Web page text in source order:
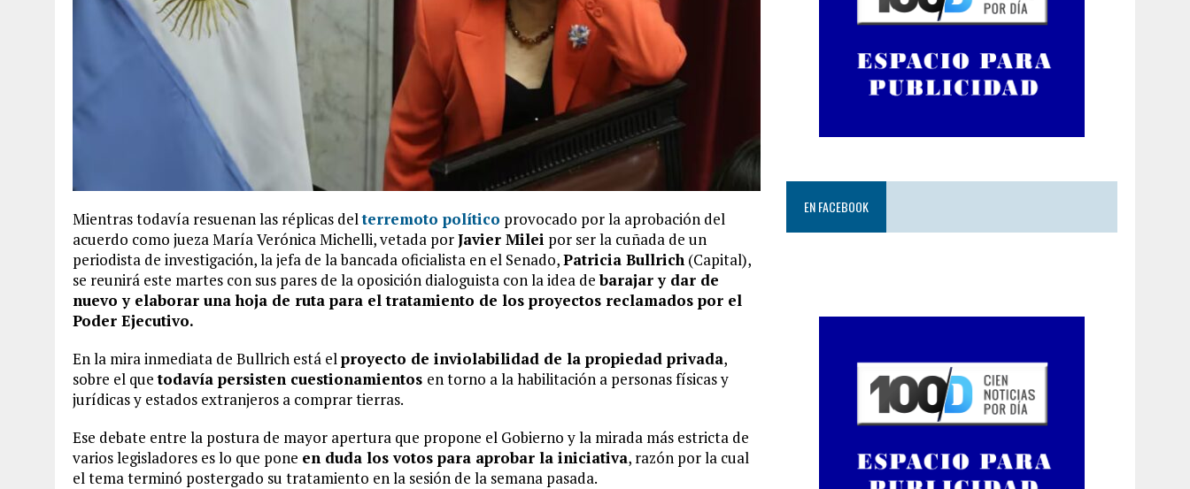
Mientras todavía resuenan las réplicas delterremoto político provocado por la aprobación del
acuerdo como jueza María Verónica Michelli, vetada porJavier Milei por ser la cuñada de un
periodista de investigación, la jefa de la bancada oficialista en el Senado,Patricia Bullrich (Capital),
se reunirá este martes con sus pares de la oposición dialoguista con la idea debarajar y dar de
nuevo y elaborar una hoja de ruta para el tratamiento de los proyectos reclamados por el
Poder Ejecutivo.
En la mira inmediata de Bullrich está elproyecto de inviolabilidad de la propiedad privada,
sobre el quetodavía persisten cuestionamientos en torno a la habilitación a personas físicas y
jurídicas y estados extranjeros a comprar tierras.
Ese debate entre la postura de mayor apertura que propone el Gobierno y la mirada más estricta de
varios legisladores es lo que pone en duda los votos para aprobar la iniciativa, razón por la cual
el tema terminó postergado su tratamiento en la sesión de la semana pasada.
EN FACEBOOK